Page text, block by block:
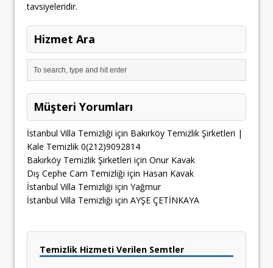
tavsiyeleridir.
Hizmet Ara
Müşteri Yorumları
İstanbul Villa Temizliği için Bakırköy Temizlik Şirketleri |
Kale Temizlik 0(212)9092814
Bakırköy Temizlik Şirketleri için Onur Kavak
Dış Cephe Cam Temizliği için Hasan Kavak
İstanbul Villa Temizliği için Yağmur
İstanbul Villa Temizliği için AYŞE ÇETİNKAYA
Temizlik Hizmeti Verilen Semtler